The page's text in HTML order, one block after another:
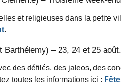
et religieuses dans la petite
.
Barthélemy) – 23, 24 et 25 août.
des défilés, des jaleos, des
toutes les informations ici :